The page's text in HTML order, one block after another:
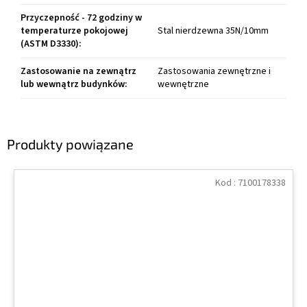
Produkty powiązane
Kod : 7100178338
Przyczepność - 72 godziny w
temperaturze pokojowej
(ASTM D3330):
Stal nierdzewna 35N/10mm
Zastosowanie na zewnątrz
lub wewnątrz budynków:
Zastosowania zewnętrzne i
wewnętrzne